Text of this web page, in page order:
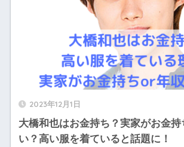
2023年12月1日
大橋和也はお金持ち？実家がお金
い？高い服を着ていると話題に！